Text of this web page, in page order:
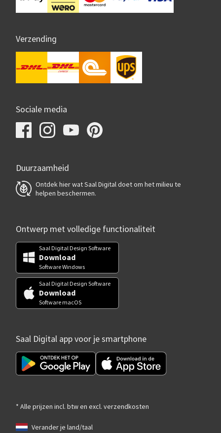
Verzending
Sociale media
Duurzaamheid
Ontdek hier wat Saal Digital doet om het milieu te
helpen beschermen.
Ontwerp met volledige functionaliteit
Saal Digital Design Software
Download
Software Windows
Saal Digital Design Software
Download
Software macOS
Saal Digital app voor je smartphone
* Alle prijzen incl. btw en excl. verzendkosten
Verander je land/taal